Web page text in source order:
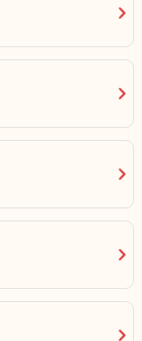
chevron_right
chevron_right
chevron_right
chevron_right
chevron_right